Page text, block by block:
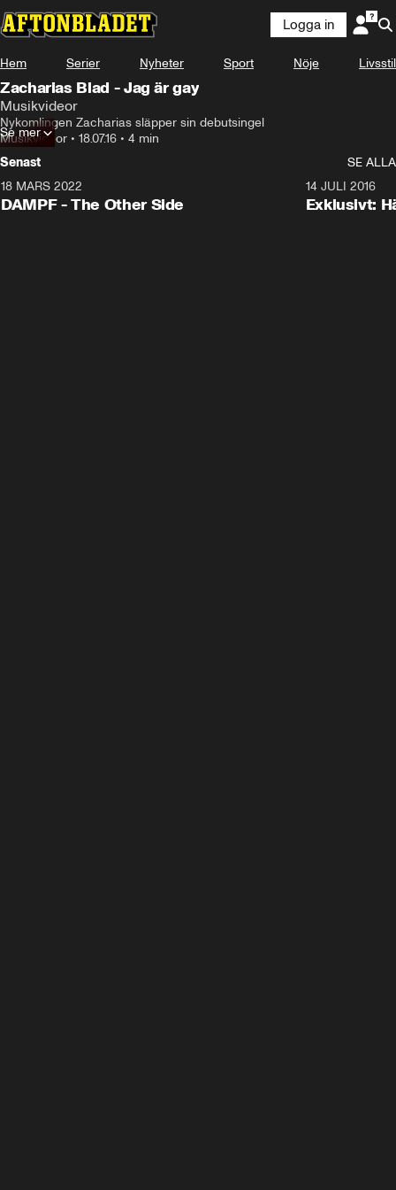
Logga in
Hem Serier Nyheter Sport Nöje Livsstil
Zacharias Blad - Jag är gay
Musikvideor
Nykomlingen Zacharias släpper sin debutsingel
Musikvideor • 18.07.16 • 4 min
Se mer
Senast
SE ALLA
18 MARS 2022
DAMPF - The Other Side
14 JULI 2016
Exklusivt: